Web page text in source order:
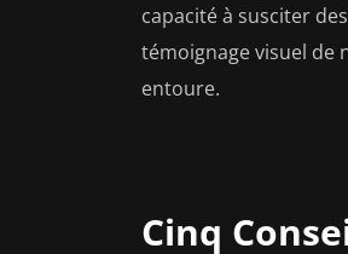
capacité à susciter
témoignage visuel de
entoure.
Cinq